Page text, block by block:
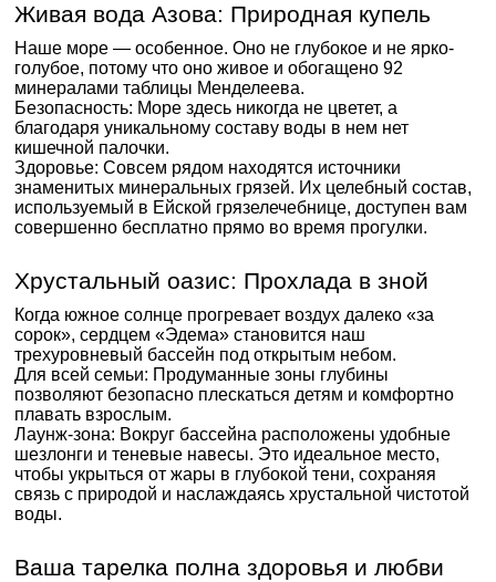
Живая вода Азова: Природная купель
Наше море — особенное. Оно не глубокое и не ярко-
голубое, потому что оно живое и обогащено 92
минералами таблицы Менделеева.
Безопасность: Море здесь никогда не цветет, а
благодаря уникальному составу воды в нем нет
кишечной палочки.
Здоровье: Совсем рядом находятся источники
знаменитых минеральных грязей. Их целебный состав,
используемый в Ейской грязелечебнице, доступен вам
совершенно бесплатно прямо во время прогулки.
Хрустальный оазис: Прохлада в зной
Когда южное солнце прогревает воздух далеко «за
сорок», сердцем «Эдема» становится наш
трехуровневый бассейн под открытым небом.
Для всей семьи: Продуманные зоны глубины
позволяют безопасно плескаться детям и комфортно
плавать взрослым.
Лаунж-зона: Вокруг бассейна расположены удобные
шезлонги и теневые навесы. Это идеальное место,
чтобы укрыться от жары в глубокой тени, сохраняя
связь с природой и наслаждаясь хрустальной чистотой
воды.
Ваша тарелка полна здоровья и любви